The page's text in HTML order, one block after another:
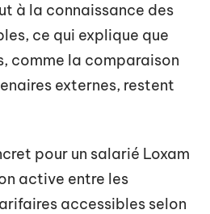
à la connaissance des
ce qui explique que
comme la comparaison
externes, restent
pour un salarié Loxam
active entre les
accessibles selon